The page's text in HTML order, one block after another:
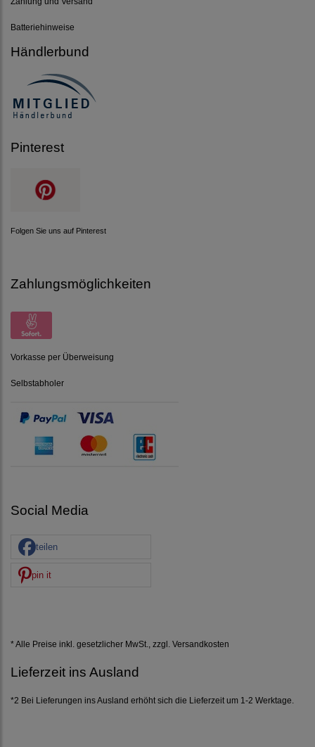
Batteriehinweise
Händlerbund
Pinterest
Folgen Sie uns auf Pinterest
Zahlungsmöglichkeiten
Vorkasse per Überweisung
Selbstabholer
Social Media
teilen
pin it
* Alle Preise inkl. gesetzlicher MwSt., zzgl. Versandkosten
Lieferzeit ins Ausland
*2 Bei Lieferungen ins Ausland erhöht sich die Lieferzeit um 1-2 Werktage.